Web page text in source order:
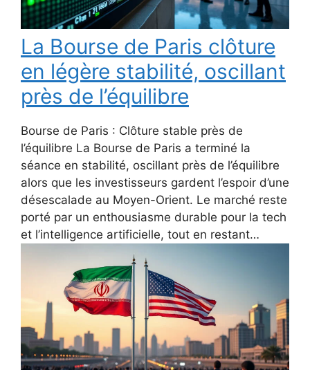
La Bourse de Paris clôture
en légère stabilité, oscillant
près de l’équilibre
Bourse de Paris : Clôture stable près de
l’équilibre La Bourse de Paris a terminé la
séance en stabilité, oscillant près de l’équilibre
alors que les investisseurs gardent l’espoir d’une
désescalade au Moyen-Orient. Le marché reste
porté par un enthousiasme durable pour la tech
et l’intelligence artificielle, tout en restant…